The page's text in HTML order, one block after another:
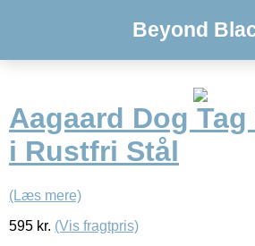
Beyond
Aagaard Dog
i Rustfri Stål
(Læs mere)
595 kr. (Vis fragtpris)